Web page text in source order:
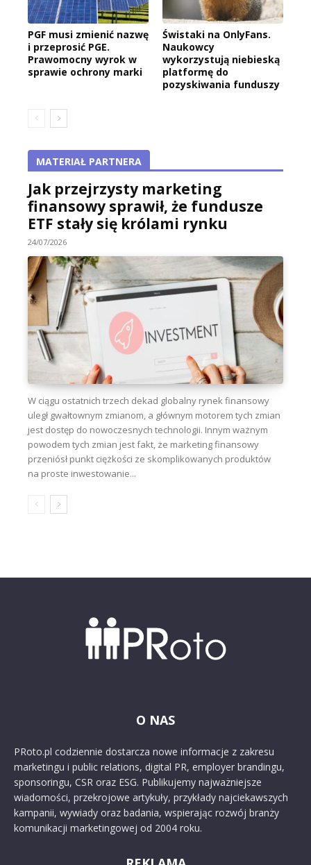
PGF musi zmienić nazwę
i przeprosić PGE.
Prawomocny wyrok w
sprawie ochrony marki
Świstaki na OnlyFans.
Naukowcy
wykorzystują niebieską
platformę do
pozyskiwania funduszy
MATERIAŁ PARTNERA
Jak przejrzysty marketing
finansowy sprawił, że fundusze
ETF stały się królami rynku
24/07/2026
W ciągu ostatnich trzech dekad globalny rynek finansowy
uległ gwałtownym zmianom, a głównym motorem tych zmian
jest dostęp do nowoczesnych technologii. Innym ważnym
powodem tych zmian jest fakt, że marketing finansowy
przeniósł punkt ciężkości ze skomplikowanych produktów
na proste inwestowanie...
O NAS
PRoto.pl codziennie dostarcza nowe informacje z zakresu
marketingu i public relations, digital PR, employer brandingu,
sponsoringu, CSR oraz ESG. Publikujemy najważniejsze
wiadomości, przekrojowe artykuły, przykłady najciekawszych
kampanii, wywiady oraz badania, wspierając rozwój branży
komunikacji marketingowej od 2004 roku.